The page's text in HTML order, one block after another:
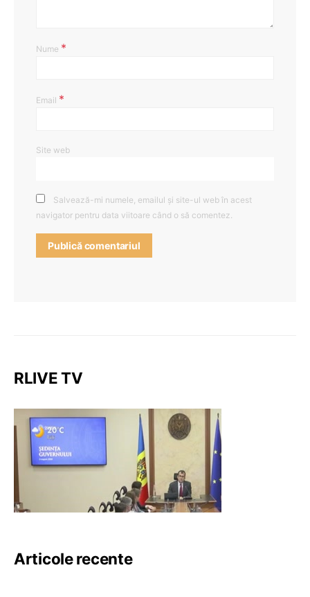
Nume *
Email *
Site web
Salvează-mi numele, emailul și site-ul web în acest
navigator pentru data viitoare când o să comentez.
RLIVE TV
Articole recente